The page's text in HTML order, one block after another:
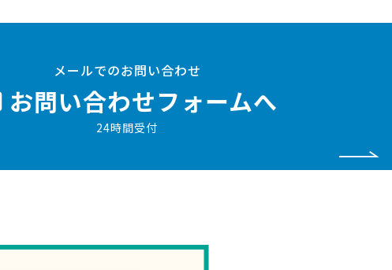
メールでのお問い合わせ
お問い合わせフォームへ
24時間受付